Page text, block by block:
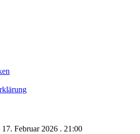
17. Februar 2026 . 21:00